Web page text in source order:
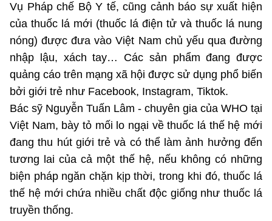
Vụ Pháp chế Bộ Y tế, cũng cảnh báo sự xuất hiện
của thuốc lá mới (thuốc lá điện tử và thuốc lá nung
nóng) được đưa vào Việt Nam chủ yếu qua đường
nhập lậu, xách tay… Các sản phẩm đang được
quảng cáo trên mạng xã hội được sử dụng phổ biến
bởi giới trẻ như Facebook, Instagram, Tiktok.
Bác sỹ Nguyễn Tuấn Lâm - chuyên gia của WHO tại
Việt Nam, bày tỏ mối lo ngại về thuốc lá thế hệ mới
đang thu hút giới trẻ và có thể làm ảnh hưởng đến
tương lai của cả một thế hệ, nếu không có những
biện pháp ngăn chặn kịp thời, trong khi đó, thuốc lá
thế hệ mới chứa nhiều chất độc giống như thuốc lá
truyền thống.